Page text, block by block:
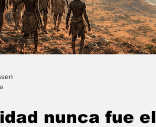
nunca fue el